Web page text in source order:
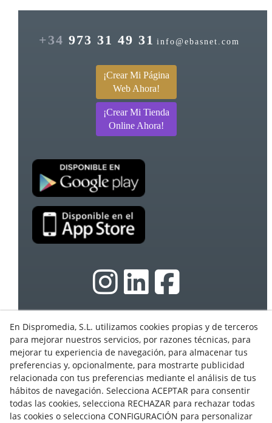
+34 973 31 49 31 info@ebasnet.com
¡Crear Mi Página
Web Ahora!
¡Crear Mi Tienda
Online Ahora!
© 08/2026 Ebasnet - Dispromedia, SL - Todos los
derechos reservados.
Condiciones de Uso
Aviso Legal
Política de privacidad
Cookies
En Dispromedia, S.L. utilizamos cookies propias y de terceros
para mejorar nuestros servicios, por razones técnicas, para
mejorar tu experiencia de navegación, para almacenar tus
preferencias y, opcionalmente, para mostrarte publicidad
relacionada con tus preferencias mediante el análisis de tus
hábitos de navegación. Selecciona ACEPTAR para consentir
todas las cookies, selecciona RECHAZAR para rechazar todas
las cookies o selecciona CONFIGURACIÓN para personalizar